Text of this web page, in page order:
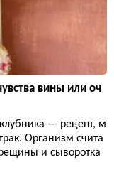
вины или оч
— рецепт, м
Организм счита
и сыворотка